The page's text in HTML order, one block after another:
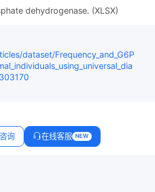
dehydrogenase. (XLSX)
dataset/Frequency_and_G6P
询 在线客服 NEW